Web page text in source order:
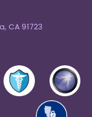
CA 91723